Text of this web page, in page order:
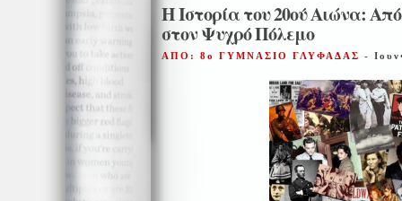
Η Ιστορία του 20ού Αιώνα:
στον Ψυχρό Πόλεμο
ΑΠΟ: 8ο ΓΥΜΝΑΣΙΟ ΓΛΥΦΑΔΑΣ -